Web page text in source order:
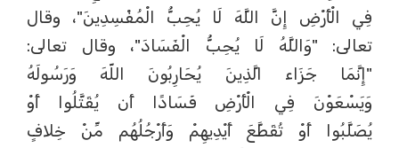
فِي الْأَرْضِ إِنَّ اللَّهَ لَا يُحِبُّ الْمُفْسِدِينَ"، وقال
تعالى: "وَاللَّهُ لَا يُحِبُّ الْفَسَادَ"، وقال تعالى:
"إِنَّمَا جَزَاء الَّذِينَ يُحَارِبُونَ اللّهَ وَرَسُولَهُ
وَيَسْعَوْنَ فِي الْأَرْضِ فَسَادًا أَن يُقَتَّلُوا أَوْ
يُصَلَّبُوا أَوْ تُقَطَّعَ أَيْدِيهِمْ وَأَرْجُلُهُم مِّنْ خِلافٍ